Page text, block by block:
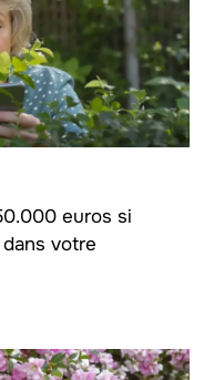
euros si
votre